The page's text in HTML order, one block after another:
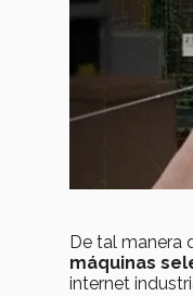
De tal manera
máquinas
internet